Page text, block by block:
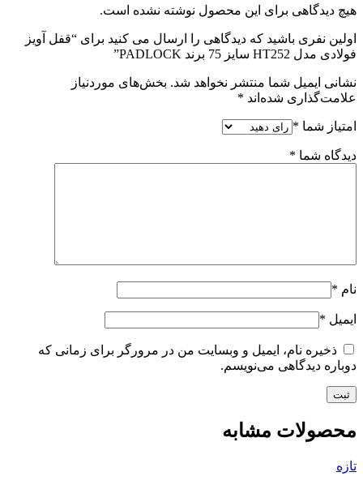
هیچ دیدگاهی برای این محصول نوشته نشده است.
اولین نفری باشید که دیدگاهی را ارسال می کنید برای “قفل آویز
فولادی مدل HT252 سایز 75 برند PADLOCK”
نشانی ایمیل شما منتشر نخواهد شد. بخش‌های موردنیاز
علامت‌گذاری شده‌اند *
امتیاز شما *
دیدگاه شما *
نام *
ایمیل *
ذخیره نام، ایمیل و وبسایت من در مرورگر برای زمانی که
دوباره دیدگاهی می‌نویسم.
محصولات مشابه
تازه